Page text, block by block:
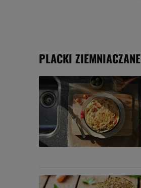
PLACKI ZIEMNIACZANE